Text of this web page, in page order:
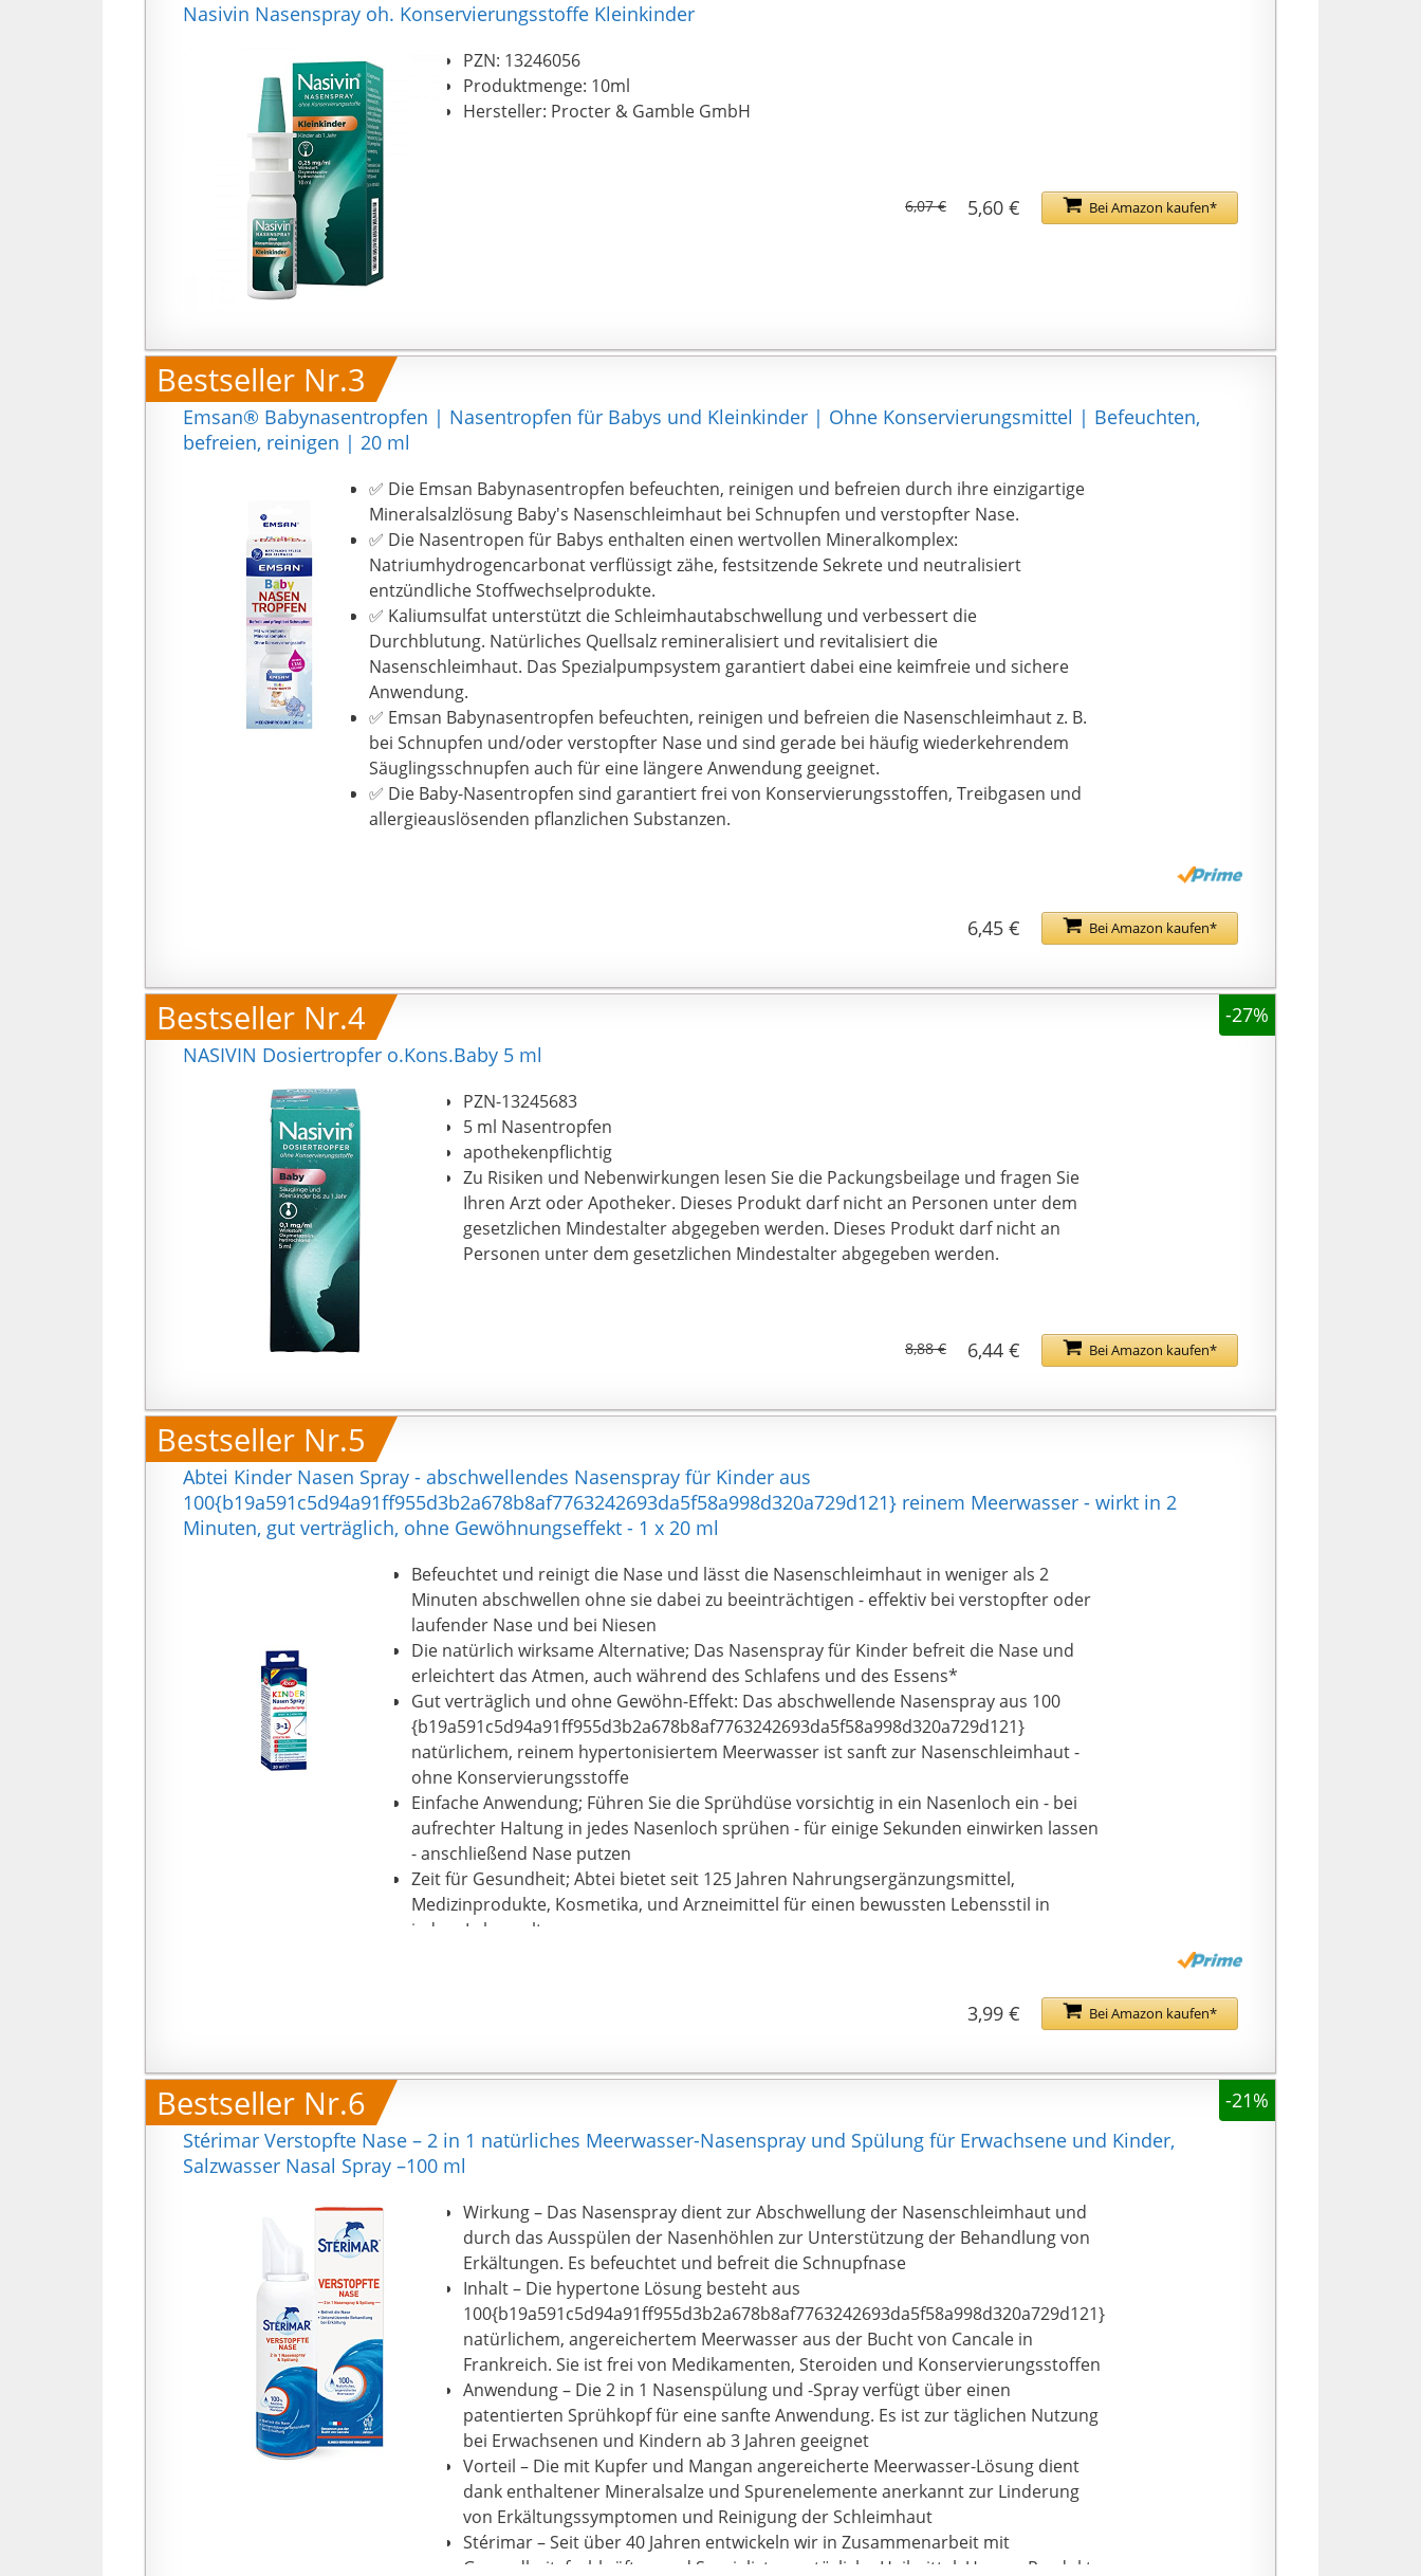
Nasivin Nasenspray oh. Konservierungsstoffe Kleinkinder
PZN: 13246056
Produktmenge: 10ml
Hersteller: Procter & Gamble GmbH
Bei Amazon kaufen*
5,60 €
6,07 €
Bestseller Nr.3
Emsan® Babynasentropfen | Nasentropfen für Babys und Kleinkinder | Ohne Konservierungsmittel | Befeuchten,
befreien, reinigen | 20 ml
✅ Die Emsan Babynasentropfen befeuchten, reinigen und befreien durch ihre einzigartige
Mineralsalzlösung Baby's Nasenschleimhaut bei Schnupfen und verstopfter Nase.
✅ Die Nasentropen für Babys enthalten einen wertvollen Mineralkomplex:
Natriumhydrogencarbonat verflüssigt zähe, festsitzende Sekrete und neutralisiert
entzündliche Stoffwechselprodukte.
✅ Kaliumsulfat unterstützt die Schleimhautabschwellung und verbessert die
Durchblutung. Natürliches Quellsalz remineralisiert und revitalisiert die
Nasenschleimhaut. Das Spezialpumpsystem garantiert dabei eine keimfreie und sichere
Anwendung.
✅ Emsan Babynasentropfen befeuchten, reinigen und befreien die Nasenschleimhaut z. B.
bei Schnupfen und/oder verstopfter Nase und sind gerade bei häufig wiederkehrendem
Säuglingsschnupfen auch für eine längere Anwendung geeignet.
✅ Die Baby-Nasentropfen sind garantiert frei von Konservierungsstoffen, Treibgasen und
allergieauslösenden pflanzlichen Substanzen.
Bei Amazon kaufen*
6,45 €
Bestseller Nr.4
-27%
NASIVIN Dosiertropfer o.Kons.Baby 5 ml
PZN-13245683
5 ml Nasentropfen
apothekenpflichtig
Zu Risiken und Nebenwirkungen lesen Sie die Packungsbeilage und fragen Sie
Ihren Arzt oder Apotheker. Dieses Produkt darf nicht an Personen unter dem
gesetzlichen Mindestalter abgegeben werden. Dieses Produkt darf nicht an
Personen unter dem gesetzlichen Mindestalter abgegeben werden.
Bei Amazon kaufen*
6,44 €
8,88 €
Bestseller Nr.5
Abtei Kinder Nasen Spray - abschwellendes Nasenspray für Kinder aus
100{b19a591c5d94a91ff955d3b2a678b8af7763242693da5f58a998d320a729d121} reinem Meerwasser - wirkt in 2
Minuten, gut verträglich, ohne Gewöhnungseffekt - 1 x 20 ml
Befeuchtet und reinigt die Nase und lässt die Nasenschleimhaut in weniger als 2
Minuten abschwellen ohne sie dabei zu beeinträchtigen - effektiv bei verstopfter oder
laufender Nase und bei Niesen
Die natürlich wirksame Alternative; Das Nasenspray für Kinder befreit die Nase und
erleichtert das Atmen, auch während des Schlafens und des Essens*
Gut verträglich und ohne Gewöhn-Effekt: Das abschwellende Nasenspray aus 100
{b19a591c5d94a91ff955d3b2a678b8af7763242693da5f58a998d320a729d121}
natürlichem, reinem hypertonisiertem Meerwasser ist sanft zur Nasenschleimhaut -
ohne Konservierungsstoffe
Einfache Anwendung; Führen Sie die Sprühdüse vorsichtig in ein Nasenloch ein - bei
aufrechter Haltung in jedes Nasenloch sprühen - für einige Sekunden einwirken lassen
- anschließend Nase putzen
Zeit für Gesundheit; Abtei bietet seit 125 Jahren Nahrungsergänzungsmittel,
Medizinprodukte, Kosmetika, und Arzneimittel für einen bewussten Lebensstil in
jedem Lebensalter.
Bei Amazon kaufen*
3,99 €
Bestseller Nr.6
-21%
Stérimar Verstopfte Nase – 2 in 1 natürliches Meerwasser-Nasenspray und Spülung für Erwachsene und Kinder,
Salzwasser Nasal Spray –100 ml
Wirkung – Das Nasenspray dient zur Abschwellung der Nasenschleimhaut und
durch das Ausspülen der Nasenhöhlen zur Unterstützung der Behandlung von
Erkältungen. Es befeuchtet und befreit die Schnupfnase
Inhalt – Die hypertone Lösung besteht aus
100{b19a591c5d94a91ff955d3b2a678b8af7763242693da5f58a998d320a729d121}
natürlichem, angereichertem Meerwasser aus der Bucht von Cancale in
Frankreich. Sie ist frei von Medikamenten, Steroiden und Konservierungsstoffen
Anwendung – Die 2 in 1 Nasenspülung und -Spray verfügt über einen
patentierten Sprühkopf für eine sanfte Anwendung. Es ist zur täglichen Nutzung
bei Erwachsenen und Kindern ab 3 Jahren geeignet
Vorteil – Die mit Kupfer und Mangan angereicherte Meerwasser-Lösung dient
dank enthaltener Mineralsalze und Spurenelemente anerkannt zur Linderung
von Erkältungssymptomen und Reinigung der Schleimhaut
Stérimar – Seit über 40 Jahren entwickeln wir in Zusammenarbeit mit
Gesundheitsfachkräften und Spezialisten natürliche Heilmittel. Unsere Produkte